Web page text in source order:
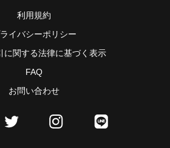
利用規約
イバシーポリシー
に関する法律に基づく表示
FAQ
お問い合わせ